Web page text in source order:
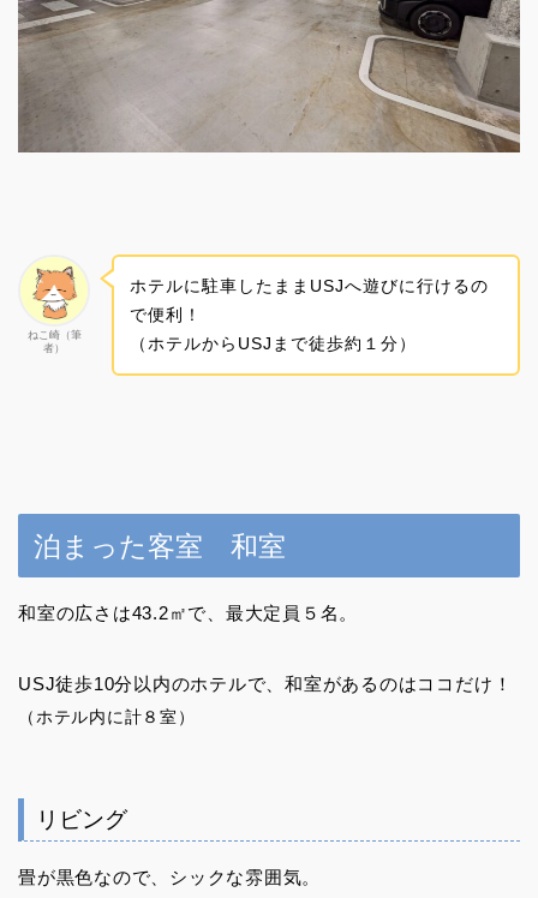
ねこ崎（筆
者）
ホテルに駐車したままUSJへ遊びに行けるの
で便利！
（ホテルからUSJまで徒歩約１分）
泊まった客室 和室
和室の広さは43.2㎡で、最大定員５名。
USJ徒歩10分以内のホテルで、和室があるのはココだけ！
（ホテル内に計８室）
リビング
畳が黒色なので、シックな雰囲気。